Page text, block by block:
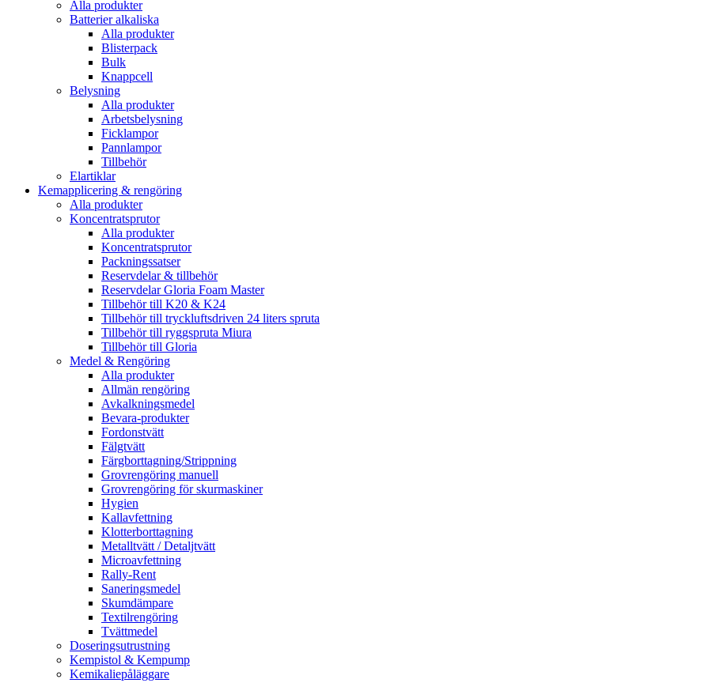
Alla produkter
Batterier alkaliska
Alla produkter
Blisterpack
Bulk
Knappcell
Belysning
Alla produkter
Arbetsbelysning
Ficklampor
Pannlampor
Tillbehör
Elartiklar
Kemapplicering & rengöring
Alla produkter
Koncentratsprutor
Alla produkter
Koncentratsprutor
Packningssatser
Reservdelar & tillbehör
Reservdelar Gloria Foam Master
Tillbehör till K20 & K24
Tillbehör till tryckluftsdriven 24 liters spruta
Tillbehör till ryggspruta Miura
Tillbehör till Gloria
Medel & Rengöring
Alla produkter
Allmän rengöring
Avkalkningsmedel
Bevara-produkter
Fordonstvätt
Fälgtvätt
Färgborttagning/Strippning
Grovrengöring manuell
Grovrengöring för skurmaskiner
Hygien
Kallavfettning
Klotterborttagning
Metalltvätt / Detaljtvätt
Microavfettning
Rally-Rent
Saneringsmedel
Skumdämpare
Textilrengöring
Tvättmedel
Doseringsutrustning
Kempistol & Kempump
Kemikaliepåläggare